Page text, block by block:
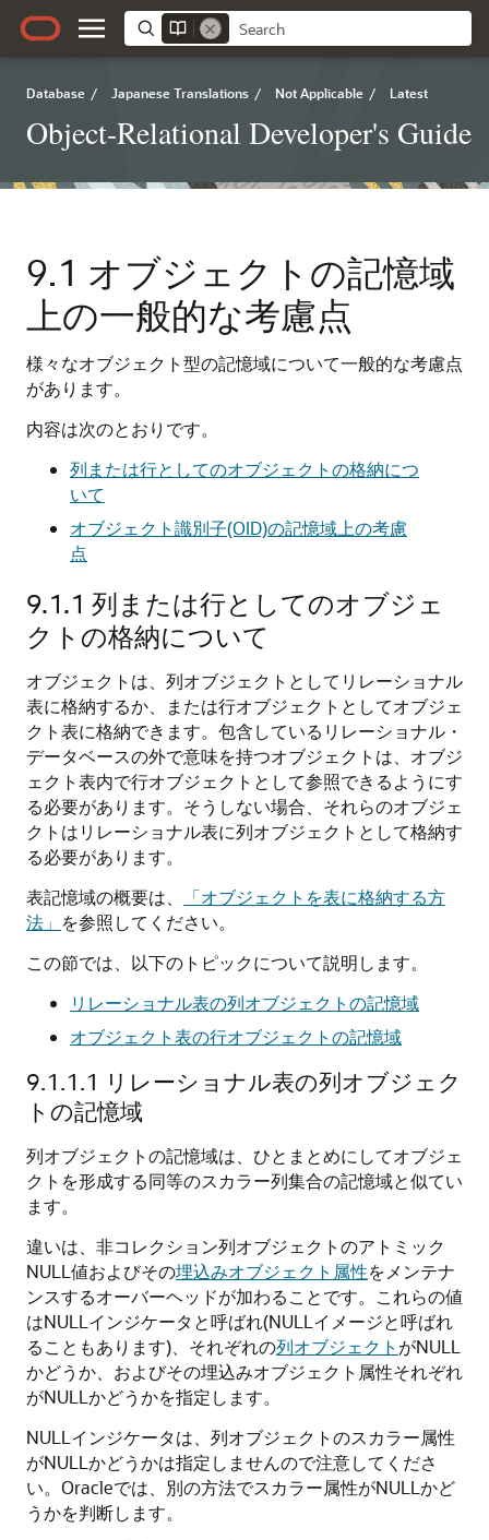
Database / Japanese Translations / Not Applicable / Latest
Object-Relational Developer's Guide
9.1 オブジェクトの記憶域
上の一般的な考慮点
様々なオブジェクト型の記憶域について一般的な考慮点
があります。
内容は次のとおりです。
列または行としてのオブジェクトの格納につ
いて
オブジェクト識別子(OID)の記憶域上の考慮
点
9.1.1 列または行としてのオブジェ
クトの格納について
オブジェクトは、列オブジェクトとしてリレーショナル
表に格納するか、または行オブジェクトとしてオブジェ
クト表に格納できます。包含しているリレーショナル・
データベースの外で意味を持つオブジェクトは、オブジ
ェクト表内で行オブジェクトとして参照できるようにす
る必要があります。そうしない場合、それらのオブジェ
クトはリレーショナル表に列オブジェクトとして格納す
る必要があります。
表記憶域の概要は、
「オブジェクトを表に格納する方
法」 を参照してください。
この節では、以下のトピックについて説明します。
リレーショナル表の列オブジェクトの記憶域
オブジェクト表の行オブジェクトの記憶域
9.1.1.1 リレーショナル表の列オブジェク
トの記憶域
列オブジェクトの記憶域は、ひとまとめにしてオブジェ
クトを形成する同等のスカラー列集合の記憶域と似てい
ます。
違いは、非コレクション列オブジェクトのアトミック
NULL値およびその埋込みオブジェクト属性をメンテナ
ンスするオーバーヘッドが加わることです。これらの値
はNULLインジケータと呼ばれ(NULLイメージと呼ばれ
ることもあります)、それぞれの列オブジェクト がNULL
かどうか、およびその埋込みオブジェクト属性それぞれ
がNULLかどうかを指定します。
NULLインジケータは、列オブジェクトのスカラー属性
がNULLかどうかは指定しませんので注意してくださ
い。Oracleでは、別の方法でスカラー属性がNULLかど
うかを判断します。